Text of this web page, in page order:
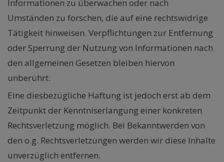
Informationen zu überwachen oder nach
Umständen zu forschen, die auf eine rechtswidrige
Tätigkeit hinweisen. Verpflichtungen zur Entfernung
oder Sperrung der Nutzung von Informationen nach
den allgemeinen Gesetzen bleiben hiervon
unberührt.
Eine diesbezügliche Haftung ist jedoch erst ab dem
Zeitpunkt der Kenntniserlangung einer konkreten
Rechtsverletzung möglich. Bei Bekanntwerden von
den o.g. Rechtsverletzungen werden wir diese Inhalte
unverzüglich entfernen.